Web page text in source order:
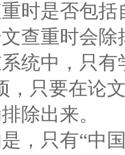
时是否包
查重时会
统中，只
，只要在论
除出来。
，只有“中